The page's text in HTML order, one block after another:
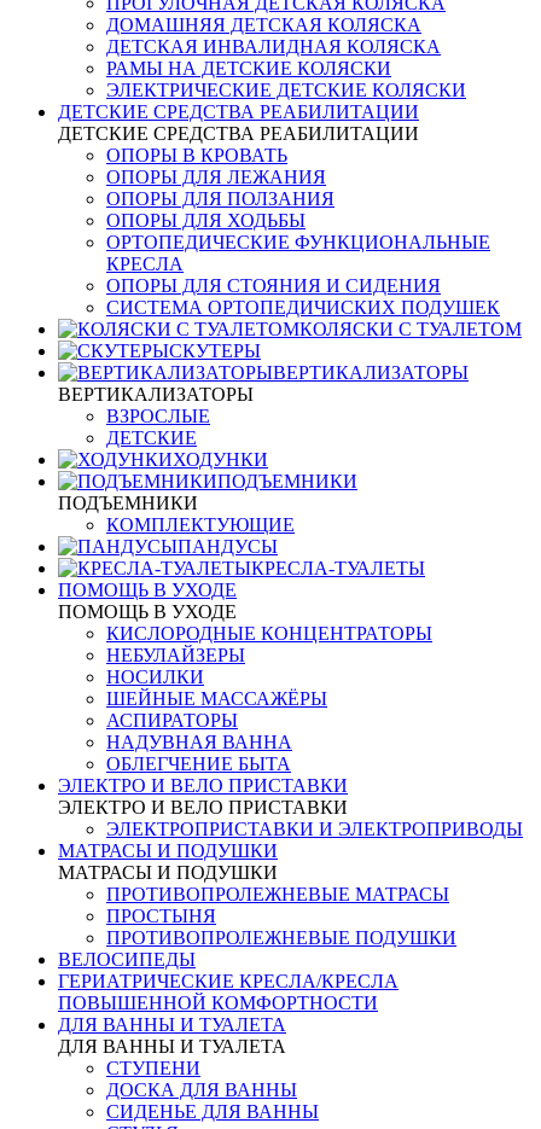
ДОМАШНЯЯ ДЕТСКАЯ КОЛЯСКА
ДЕТСКАЯ ИНВАЛИДНАЯ КОЛЯСКА
РАМЫ НА ДЕТСКИЕ КОЛЯСКИ
ЭЛЕКТРИЧЕСКИЕ ДЕТСКИЕ КОЛЯСКИ
ДЕТСКИЕ СРЕДСТВА РЕАБИЛИТАЦИИ
ДЕТСКИЕ СРЕДСТВА РЕАБИЛИТАЦИИ
ОПОРЫ В КРОВАТЬ
ОПОРЫ ДЛЯ ЛЕЖАНИЯ
ОПОРЫ ДЛЯ ПОЛЗАНИЯ
ОПОРЫ ДЛЯ ХОДЬБЫ
ОРТОПЕДИЧЕСКИЕ ФУНКЦИОНАЛЬНЫЕ
КРЕСЛА
ОПОРЫ ДЛЯ СТОЯНИЯ И СИДЕНИЯ
СИСТЕМА ОРТОПЕДИЧИСКИХ ПОДУШЕК
КОЛЯСКИ С ТУАЛЕТОМ
СКУТЕРЫ
ВЕРТИКАЛИЗАТОРЫ
ВЕРТИКАЛИЗАТОРЫ
ВЗРОСЛЫЕ
ДЕТСКИЕ
ХОДУНКИ
ПОДЪЕМНИКИ
ПОДЪЕМНИКИ
КОМПЛЕКТУЮЩИЕ
ПАНДУСЫ
КРЕСЛА-ТУАЛЕТЫ
ПОМОЩЬ В УХОДЕ
ПОМОЩЬ В УХОДЕ
КИСЛОРОДНЫЕ КОНЦЕНТРАТОРЫ
НЕБУЛАЙЗЕРЫ
НОСИЛКИ
ШЕЙНЫЕ МАССАЖЁРЫ
АСПИРАТОРЫ
НАДУВНАЯ ВАННА
ОБЛЕГЧЕНИЕ БЫТА
ЭЛЕКТРО И ВЕЛО ПРИСТАВКИ
ЭЛЕКТРО И ВЕЛО ПРИСТАВКИ
ЭЛЕКТРОПРИСТАВКИ И ЭЛЕКТРОПРИВОДЫ
МАТРАСЫ И ПОДУШКИ
МАТРАСЫ И ПОДУШКИ
ПРОТИВОПРОЛЕЖНЕВЫЕ МАТРАСЫ
ПРОСТЫНЯ
ПРОТИВОПРОЛЕЖНЕВЫЕ ПОДУШКИ
ВЕЛОСИПЕДЫ
ГЕРИАТРИЧЕСКИЕ КРЕСЛА/КРЕСЛА
ПОВЫШЕННОЙ КОМФОРТНОСТИ
ДЛЯ ВАННЫ И ТУАЛЕТА
ДЛЯ ВАННЫ И ТУАЛЕТА
СТУПЕНИ
ДОСКА ДЛЯ ВАННЫ
СИДЕНЬЕ ДЛЯ ВАННЫ